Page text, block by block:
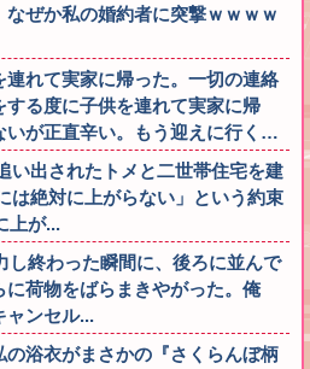
ぜか私の婚約者に突撃ｗｗｗｗ
れて実家に帰った。一切の連絡
る度に子供を連れて実家に帰
いが正直辛い。もう迎えに行く…
い出されたトメと二世帯住宅を建
は絶対に上がらない」という約束
上が...
し終わった瞬間に、後ろに並んで
荷物をばらまきやがった。俺
ャンセル...
浴衣がまさかの『さくらんぼ柄